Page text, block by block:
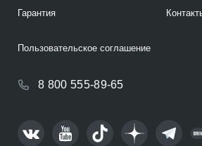
Гарантия
8 800 555-89-65
Пользовательское соглашение